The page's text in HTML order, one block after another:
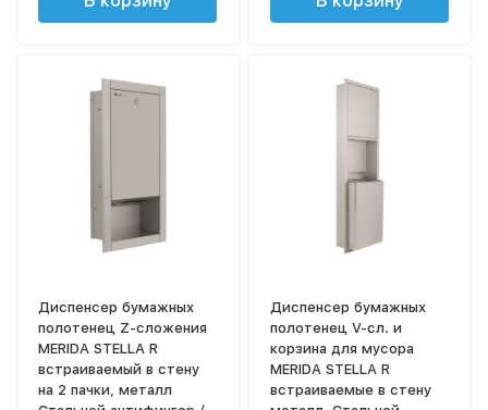
Диспенсер бумажных
полотенец Z-сложения
MERIDA STELLA R
встраиваемый в стену
на 2 пачки, металл
Диспенсер бумажных
полотенец V-сл. и
корзина для мусора
MERIDA STELLA R
встраиваемые в стену